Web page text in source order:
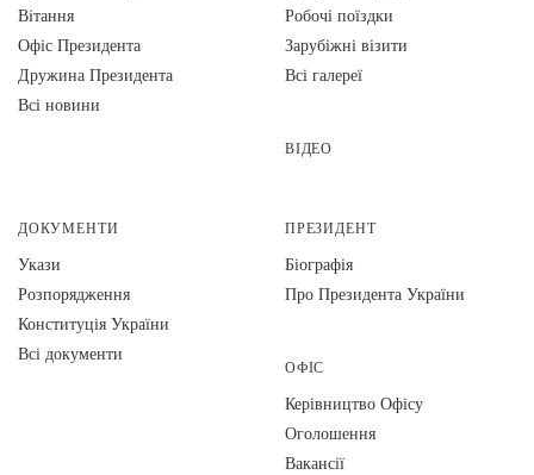
Вiтання
Офіс Президента
Дружина Президента
Всі новини
Робочі поїздки
Зарубіжні візити
Всі галереї
ВІДЕО
ДОКУМЕНТИ
Укази
Розпорядження
Конституція України
Всі документи
ПРЕЗИДЕНТ
Біографія
Про Президента України
ОФІС
Керівництво Офісу
Оголошення
Вакансії